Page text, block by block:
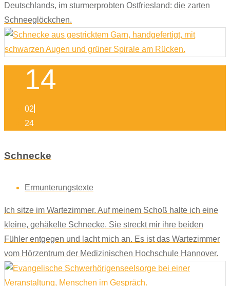
Deutschlands, im sturmerprobten Ostfriesland: die zarten
Schneeglöckchen.
14
02
24
Schnecke
Ermunterungstexte
Ich sitze im Wartezimmer. Auf meinem Schoß halte ich eine
kleine, gehäkelte Schnecke. Sie streckt mir ihre beiden
Fühler entgegen und lacht mich an. Es ist das Wartezimmer
vom Hörzentrum der Medizinischen Hochschule Hannover.